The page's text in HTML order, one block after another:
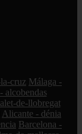
cruz Málaga -
alcobendas
de-llobregat
Alicante - dénia
Barcelona -